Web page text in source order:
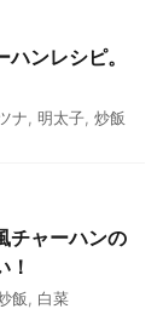
ンレシピ。
ナ 明太子 炒飯
チャーハンの
！
飯 白菜